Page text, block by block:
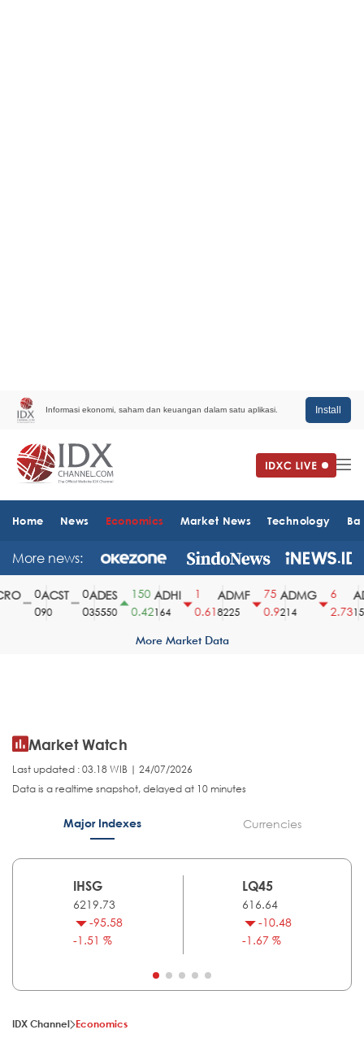
Informasi ekonomi, saham dan keuangan dalam satu aplikasi. Install
Home News Economics Market News Technology
More news:
ACST
90
ADES
35550
150
0.42
ADHI
164
0.61
ADMF
8225
75
0.9
ADMG
214
2.73
More Market Data
Market Watch
Last updated : 03.18 WIB | 24/07/2026
Data is a realtime snapshot, delayed at 10 minutes
Major Indexes Currencies
IHSG
6219.73
-95.58
-1.51 %
LQ45
616.64
-10.48
-1.67 %
IDX Channel Economics